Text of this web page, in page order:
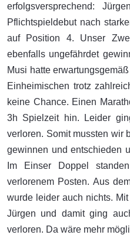
erfolgsversprechend:
Pflichtspieldebut nach
auf Position 4. Unser
ebenfalls ungefährdet
Musi hatte
Einheimischen trotz
keine Chance. Einen
3h Spielzeit hin. Leider
verloren. Somit mussten wir
gewinnen und entschieden
Im Einser Doppel
verlorenem Posten. Aus
wurde leider auch nichts.
Jürgen und damit ging
verloren. Da wäre mehr